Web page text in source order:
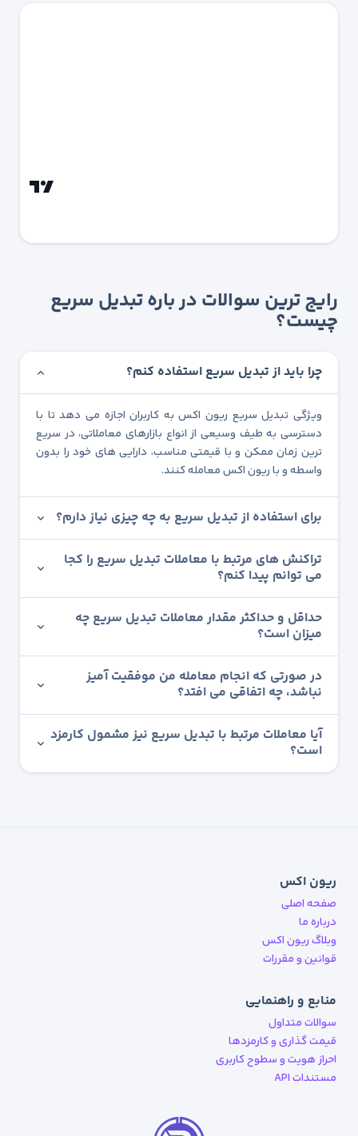
رایج ترین سوالات در باره تبدیل سریع
چیست؟
چرا باید از تبدیل سریع استفاده کنم؟
ویژگی تبدیل سریع ریون اکس به کاربران اجازه می دهد تا با
دسترسی به طیف وسیعی از انواع بازارهای معاملاتی، در سریع
ترین زمان ممکن و با قیمتی مناسب، دارایی های خود را بدون
واسطه و با ریون اکس معامله کنند.
برای استفاده از تبدیل سریع به چه چیزی نیاز دارم؟
تراکنش های مرتبط با معاملات تبدیل سریع را کجا
می توانم پیدا کنم؟
حداقل و حداکثر مقدار معاملات تبدیل سریع چه
میزان است؟
در صورتی که انجام معامله من موفقیت آمیز
نباشد، چه اتفاقی می افتد؟
آیا معاملات مرتبط با تبدیل سریع نیز مشمول کارمزد
است؟
ریون اکس
صفحه اصلی
درباره ما
وبلاگ ریون اکس
قوانین و مقررات
منابع و راهنمایی
سوالات متداول
قیمت گذاری و کارمزدها
احراز هویت و سطوح کاربری
مستندات API